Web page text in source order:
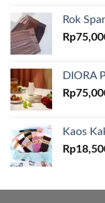
Rok
Rp
DIORA
Rp
Kaos
Rp